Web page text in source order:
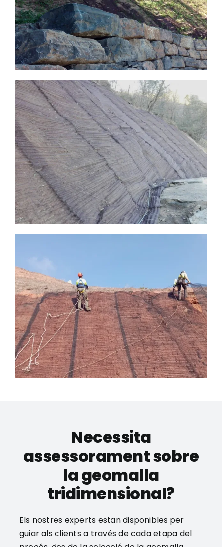
Necessita
assessorament sobre
la geomalla
tridimensional?
Els nostres experts estan disponibles per
guiar als clients a través de cada etapa del